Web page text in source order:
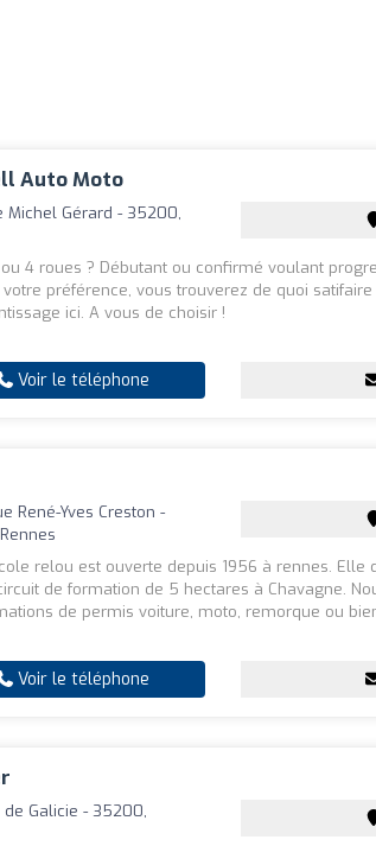
Auto Moto
Michel Gérard - 35200,
4 roues ? Débutant ou confirmé voulant
préférence, vous trouverez de quoi satifaire
ici. A vous de choisir !
Voir le téléphone
René-Yves Creston -
relou est ouverte depuis 1956 à rennes. Elle
de formation de 5 hectares à Chavagne.
de permis voiture, moto, remorque ou
Voir le téléphone
de Galicie - 35200,